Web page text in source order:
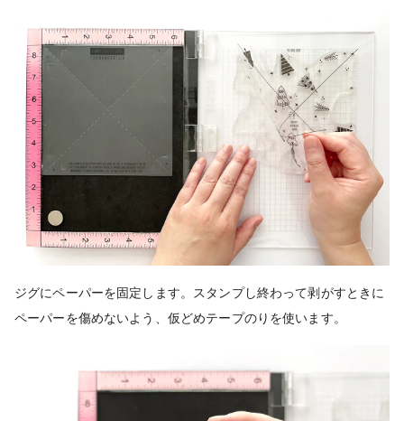
ジグにペーパーを固定します。スタンプし終わって剥がすときに
ペーパーを傷めないよう、仮どめテープのりを使います。